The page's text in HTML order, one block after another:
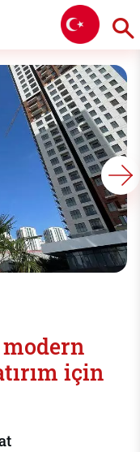
için